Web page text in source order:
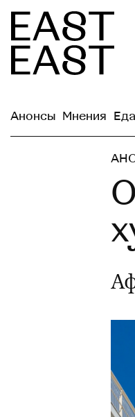
Анонсы Мнения Еда